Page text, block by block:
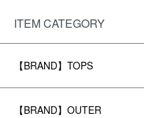
ITEM CATEGORY
【BRAND】TOPS
【BRAND】OUTER